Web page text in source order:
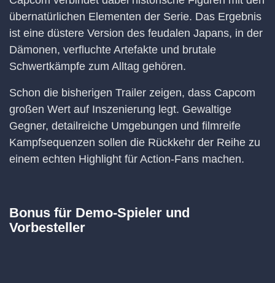
übernatürlichen Elementen der Serie. Das Ergebnis
ist eine düstere Version des feudalen Japans, in der
Dämonen, verfluchte Artefakte und brutale
Schwertkämpfe zum Alltag gehören.
Schon die bisherigen Trailer zeigen, dass Capcom
großen Wert auf Inszenierung legt. Gewaltige
Gegner, detailreiche Umgebungen und filmreife
Kampfsequenzen sollen die Rückkehr der Reihe zu
einem echten Highlight für Action-Fans machen.
Bonus für Demo-Spieler und
Vorbesteller